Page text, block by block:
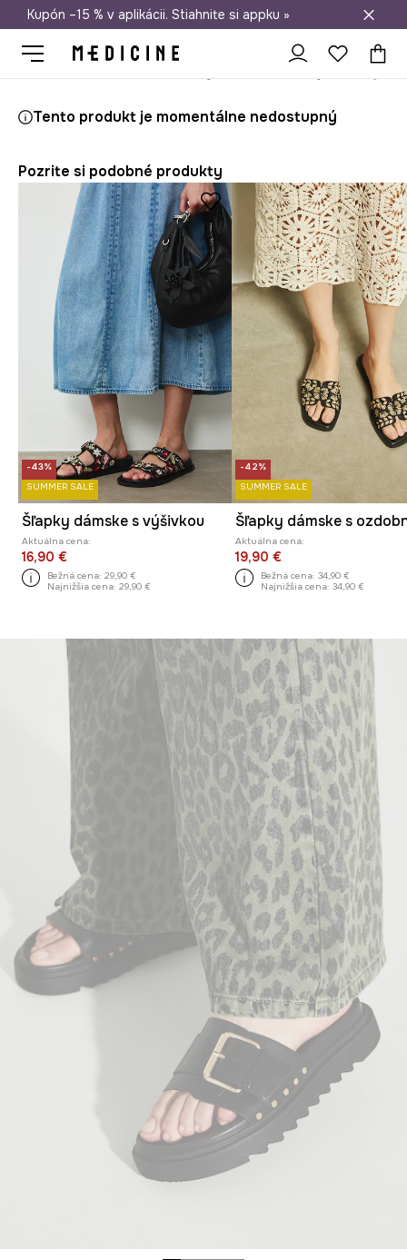
Doprava zadarmo od 50 €
Kupón –15 % v aplikácii. Stiahnite si appku »
Tento produkt je momentálne nedostupný
Pozrite si podobné produkty
-43%
SUMMER SALE
Šľapky dámske s výšivkou
Aktuálna cena:
16,90 €
Bežná cena: 29,90 €
Najnižšia cena: 29,90 €
-42%
SUMMER SALE
Aktuálna cena:
19,90 €
Bežná cena: 34,90 €
Najnižšia cena: 34,90 €